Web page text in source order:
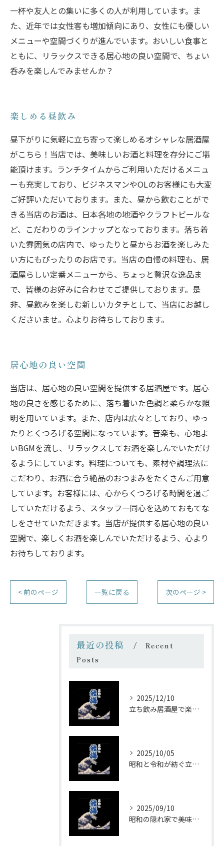
一杯や友人との集いに多くの人が利用しています。ま
た、近年では女性客も増加傾向にあり、女性にも優しい
メニューや空間づくりが進んでいます。おいしい食事と
ともに、リラックスできる居心地の良い空間で、ちょい
呑みを楽しんでみませんか？
楽しめる昼飲み
昼下がりに気軽に立ち寄って楽しめるオシャレな居酒屋
がこちら！当店では、美味しいお酒と料理を存分にご堪
能頂けます。ランチタイムからご利用いただけるメニュ
ーも充実しており、ビジネスマンやOLのお客様にも大変
ご好評いただいております。また、昼から飲むことがで
きる当店のお酒は、日本各地の地酒やクラフトビールな
ど、こだわりのラインナップとなっております。落ち着
いた雰囲気の店内で、ゆったりと昼からお酒を楽しみた
い方にもぴったりのお店です。当店の自慢の料理も、居
酒屋らしい定番メニューから、ちょっと贅沢な逸品ま
で、皆様のお好みに合わせてご提供しております。是
非、昼飲みを楽しむ新しいカタチとして、当店にお越し
くださいませ。心よりお待ちしております。
居心地の良い空間
当店は、居心地の良い空間を提供する居酒屋です。居心
地の良さを感じるために、落ち着いた色調と柔らかな照
明を用いています。また、店内は広々としており、ゆっ
たりとくつろげる空間になっています。音楽も、心地よ
いBGMを流し、リラックスしてお酒を楽しんでいただけ
るようにしています。料理についても、素材や調理法に
こだわり、お酒に合う絶品のおつまみをたくさんご用意
しています。お客様には、心からくつろげる時間を過ご
していただけるよう、スタッフ一同心を込めておもてな
しをさせていただきます。当店が提供する居心地の良い
空間で、楽しくお酒を楽しんでいただけるよう、心より
お待ちしております。
< 前のページ 一覧に戻る 次のページ >
最近の投稿
Recent
Posts
2025/12/10
立ち飲み居酒屋で楽しむ昭和の懐かし空間と多彩なお酒
2025/10/05
昭和と令和が紡ぐ立ち飲みの味わい
2025/09/10
昭和の隠れ家で美味しい一杯を